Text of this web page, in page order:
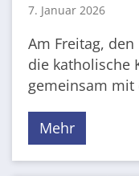
7. Januar 2026
Am Freitag,
die katholische
gemeinsam mit
Mehr